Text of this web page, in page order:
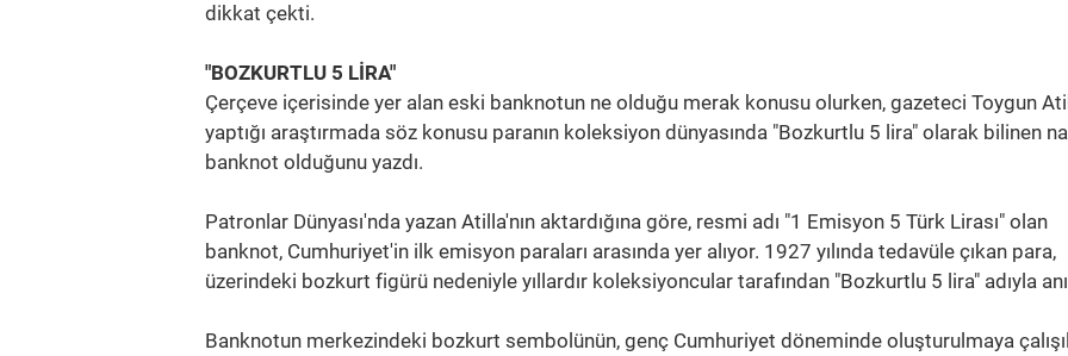
dikkat çekti.
"BOZKURTLU 5 LİRA"
Çerçeve içerisinde yer alan eski banknotun ne olduğu merak konusu olurken, gazeteci Toygun
yaptığı araştırmada söz konusu paranın koleksiyon dünyasında "Bozkurtlu 5 lira" olarak bilinen
banknot olduğunu yazdı.
Patronlar Dünyası'nda yazan Atilla'nın aktardığına göre, resmi adı "1 Emisyon 5 Türk Lirası" olan
banknot, Cumhuriyet'in ilk emisyon paraları arasında yer alıyor. 1927 yılında tedavüle çıkan para,
üzerindeki bozkurt figürü nedeniyle yıllardır koleksiyoncular tarafından "Bozkurtlu 5 lira" adıyla
Banknotun merkezindeki bozkurt sembolünün, genç Cumhuriyet döneminde oluşturulmaya